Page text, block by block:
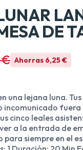
DE
Ahorras 6,25 €
una lejana luna.
incomunicado
cinco leales
a la entrada de
siempre en el